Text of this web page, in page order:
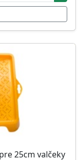
25cm valčeky